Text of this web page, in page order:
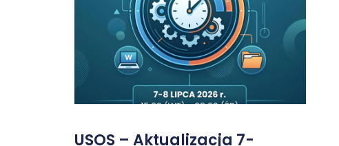
USOS – Aktualizacja 7-